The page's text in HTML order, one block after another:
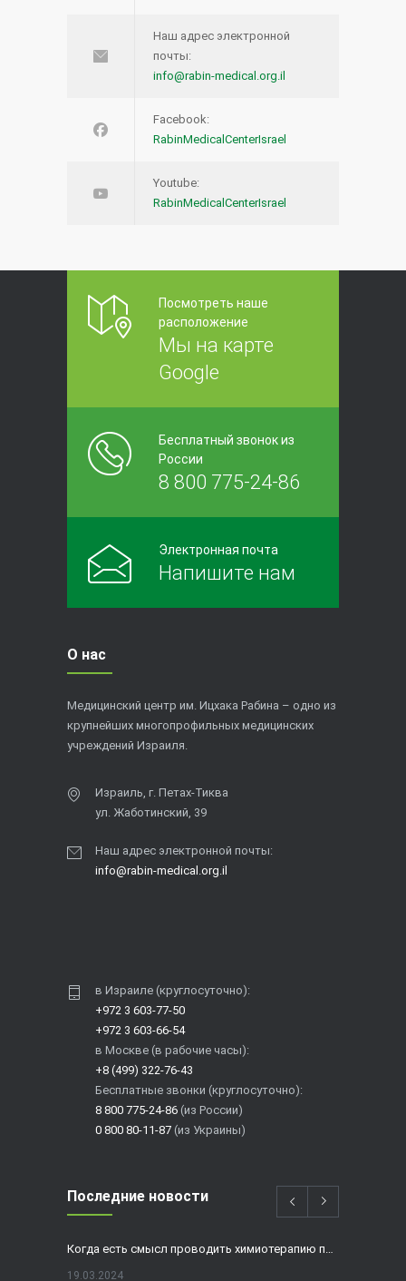
Наш адрес электронной
почты:
info@rabin-medical.org.il
Facebook:
RabinMedicalCenterIsrael
Youtube:
RabinMedicalCenterIsrael
Посмотреть наше
расположение
Мы на карте
Google
Бесплатный звонок из
России
8 800 775-24-86
Электронная почта
Напишите нам
О нас
Медицинский центр им. Ицхака Рабина – одно из
крупнейших многопрофильных медицинских
учреждений Израиля.
Израиль, г. Петах-Тиква
ул. Жаботинский, 39
Наш адрес электронной почты:
info@rabin-medical.org.il
в Израиле (круглосуточно):
+972 3 603-77-50
+972 3 603-66-54
в Москве (в рабочие часы):
+8 (499) 322-76-43
Бесплатные звонки (круглосуточно):
8 800 775-24-86 (из России)
0 800 80-11-87 (из Украины)
Последние новости
19.03.2024